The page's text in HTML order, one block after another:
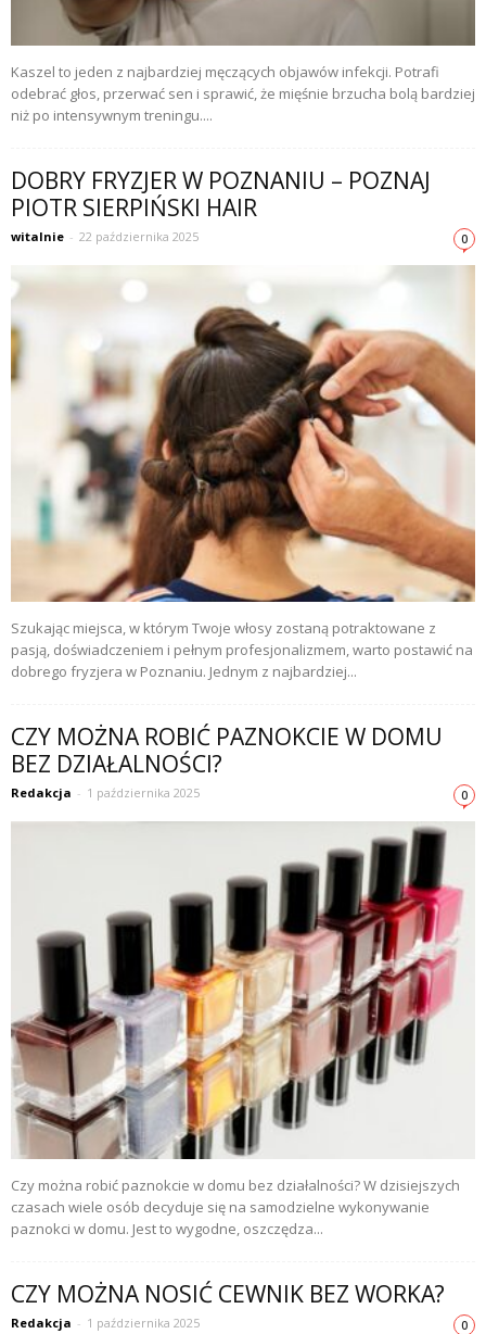
Kaszel to jeden z najbardziej męczących objawów infekcji. Potrafi
odebrać głos, przerwać sen i sprawić, że mięśnie brzucha bolą bardziej
niż po intensywnym treningu....
DOBRY FRYZJER W POZNANIU – POZNAJ
PIOTR SIERPIŃSKI HAIR
witalnie - 22 października 2025 0
Szukając miejsca, w którym Twoje włosy zostaną potraktowane z
pasją, doświadczeniem i pełnym profesjonalizmem, warto postawić na
dobrego fryzjera w Poznaniu. Jednym z najbardziej...
CZY MOŻNA ROBIĆ PAZNOKCIE W DOMU
BEZ DZIAŁALNOŚCI?
Redakcja - 1 października 2025 0
Czy można robić paznokcie w domu bez działalności? W dzisiejszych
czasach wiele osób decyduje się na samodzielne wykonywanie
paznokci w domu. Jest to wygodne, oszczędza...
CZY MOŻNA NOSIĆ CEWNIK BEZ WORKA?
Redakcja - 1 października 2025 0